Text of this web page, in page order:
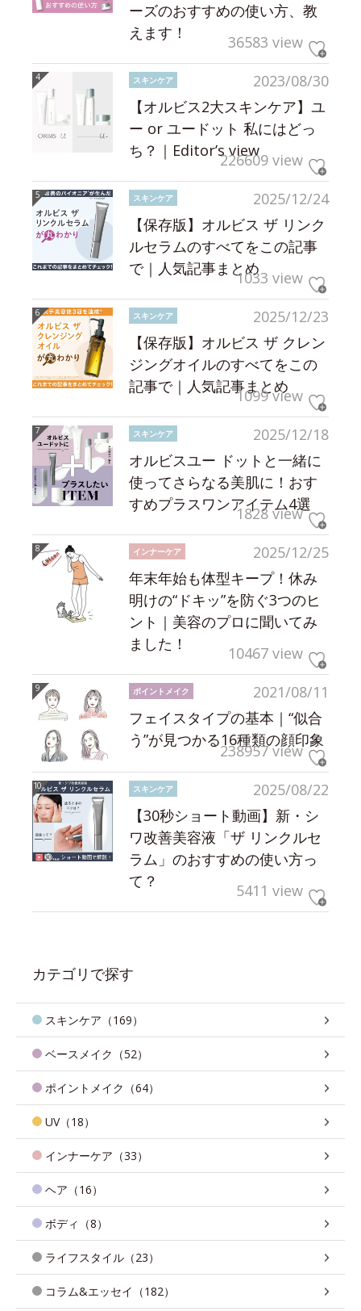
ーズのおすすめの使い方、教
えます！
36583 view
2023/08/30
スキンケア
【オルビス2大スキンケア】ユ
ー or ユードット 私にはどっ
ち？｜Editor’s view226609 view
2025/12/24
スキンケア
【保存版】オルビス ザ リンク
ルセラムのすべてをこの記事
で｜人気記事まとめ1033 view
2025/12/23
スキンケア
【保存版】オルビス ザ クレン
ジングオイルのすべてをこの
記事で｜人気記事まとめ
1099 view
2025/12/18
スキンケア
オルビスユー ドットと一緒に
使ってさらなる美肌に！おす
すめプラスワンアイテム4選
1828 view
2025/12/25
インナーケア
年末年始も体型キープ！休み
明けの“ドキッ”を防ぐ3つのヒ
ント｜美容のプロに聞いてみ
ました！
10467 view
2021/08/11
ポイントメイク
フェイスタイプの基本｜“似合
う”が見つかる16種類の顔印象
238957 view
2025/08/22
スキンケア
【30秒ショート動画】新・シ
ワ改善美容液「ザ リンクルセ
ラム」のおすすめの使い方っ
て？
5411 view
カテゴリで探す
スキンケア（169）
ベースメイク（52）
ポイントメイク（64）
UV（18）
インナーケア（33）
ヘア（16）
ボディ（8）
ライフスタイル（23）
コラム&エッセイ（182）